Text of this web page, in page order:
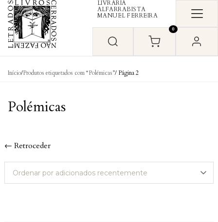
Skip to content
LIVRARIA
ALFARRABISTA
MANUEL FERREIRA
0
Início/Produtos etiquetados com “Polémicas”/ Página 2
Polémicas
← Retroceder